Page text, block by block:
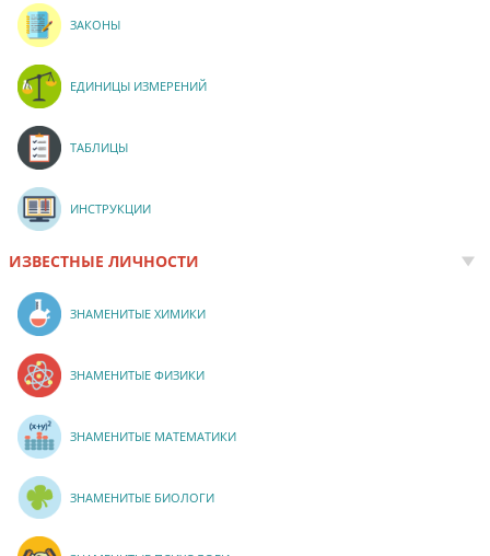
ЗАКОНЫ
ЕДИНИЦЫ ИЗМЕРЕНИЙ
ТАБЛИЦЫ
ИНСТРУКЦИИ
ИЗВЕСТНЫЕ ЛИЧНОСТИ
ЗНАМЕНИТЫЕ ХИМИКИ
ЗНАМЕНИТЫЕ ФИЗИКИ
ЗНАМЕНИТЫЕ МАТЕМАТИКИ
ЗНАМЕНИТЫЕ БИОЛОГИ